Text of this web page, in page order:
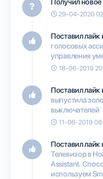
29-04-2020
Поставил лайк
голосовых
управления
18-06-2019
Поставил лайк
выпустила
выключателей
11-06-2019
Поставил лайк
Телевизор в
Assistant.
используем